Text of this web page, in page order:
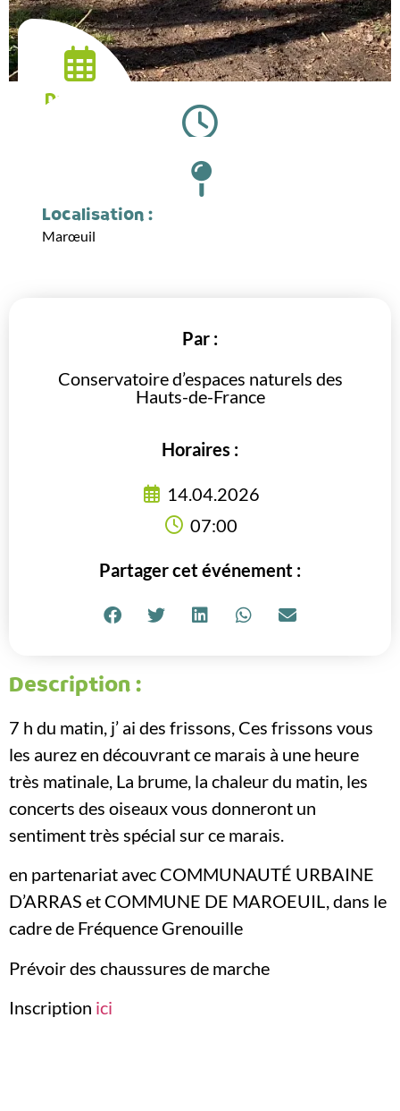
Date :
Localisation :
Marœuil
Par :
Conservatoire d’espaces naturels des
Hauts-de-France
Horaires :
14.04.2026
07:00
Partager cet événement :
Description :
7 h du matin, j’ ai des frissons, Ces frissons vous
les aurez en découvrant ce marais à une heure
très matinale, La brume, la chaleur du matin, les
concerts des oiseaux vous donneront un
sentiment très spécial sur ce marais.
en partenariat avec COMMUNAUTÉ URBAINE
D’ARRAS et COMMUNE DE MAROEUIL, dans le
cadre de Fréquence Grenouille
Prévoir des chaussures de marche
Inscription ici